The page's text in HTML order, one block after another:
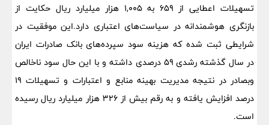
تسهیلات اعطایی از ۶۵۹ به ۱,۰۰۵ هزار میلیارد ریال حکایت از
بازنگری هوشمندانه در سیاست‌های اعتباری دارد.این موفقیت در
شرایطی ثبت شده که هزینه سود سپرده‌های بانک صادرات ایران
در سال گذشته رشدی ۵۹ درصدی داشته و با این حال سود ناخالص
وبصادر در نتیجه مدیریت بهینه منابع و اعتبارات و تسهیلات ۱۹
درصد افزایش یافته و به رقم بیش از ۳۲۶ هزار میلیارد ریال رسیده
است.